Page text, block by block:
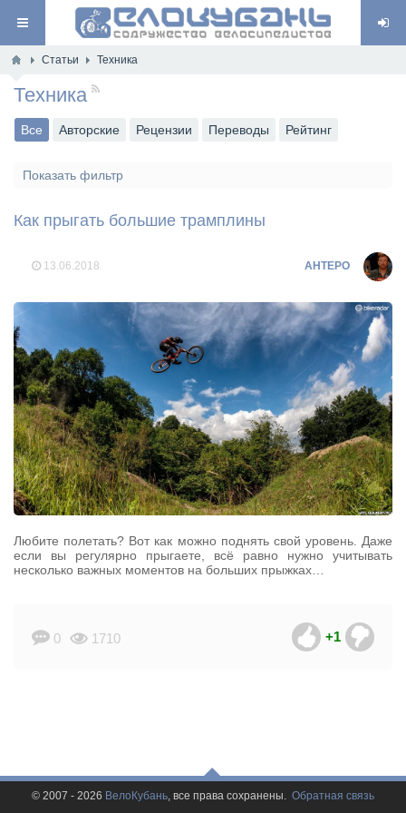
Статьи Техника
Техника RSS
Все Авторские Рецензии Переводы Рейтинг
Показать фильтр
Как прыгать большие трамплины
13.06.2018 AHTEPO
Любите полетать? Вот как можно поднять свой уровень. Даже
если вы регулярно прыгаете, всё равно нужно учитывать
несколько важных моментов на больших прыжках…
0 1710 +1
© 2007 - 2026 ВелоКубань, все права сохранены. Обратная связь